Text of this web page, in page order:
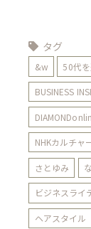
タグ
&w 50代
BUSINESS
NHKカルチャ
さとゆみ
ビジネスライ
ヘアスタイル